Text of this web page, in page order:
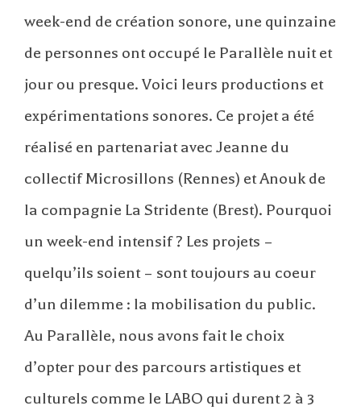
week-end de création sonore, une quinzaine
de personnes ont occupé le Parallèle nuit et
jour ou presque. Voici leurs productions et
expérimentations sonores. Ce projet a été
réalisé en partenariat avec Jeanne du
collectif Microsillons (Rennes) et Anouk de
la compagnie La Stridente (Brest). Pourquoi
un week-end intensif ? Les projets –
quelqu’ils soient – sont toujours au coeur
d’un dilemme : la mobilisation du public.
Au Parallèle, nous avons fait le choix
d’opter pour des parcours artistiques et
culturels comme le LABO qui durent 2 à 3